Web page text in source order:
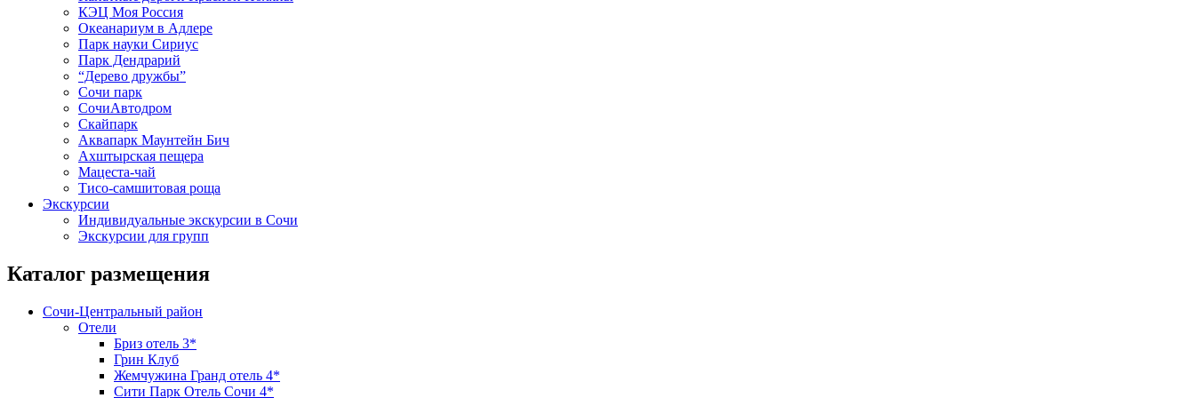
КЭЦ Моя Россия
Океанариум в Адлере
Парк науки Сириус
Парк Дендрарий
“Дерево дружбы”
Сочи парк
СочиАвтодром
Скайпарк
Аквапарк Маунтейн Бич
Ахштырская пещера
Мацеста-чай
Тисо-самшитовая роща
Экскурсии
Индивидуальные экскурсии в Сочи
Экскурсии для групп
Каталог размещения
Сочи-Центральный район
Отели
Бриз отель 3*
Грин Клуб
Жемчужина Гранд отель 4*
Сити Парк Отель Сочи 4*